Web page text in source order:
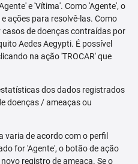
e 'Vítima'. Como 'Agente', o
ações para resolvê-las. Como
de doenças contraídas por
Aedes Aegypti. É possível
na ação 'TROCAR' que
dos dados registrados
doenças / ameaças ou
varia de acordo com o perfil
for 'Agente', o botão de ação
registro de ameaça. Se o